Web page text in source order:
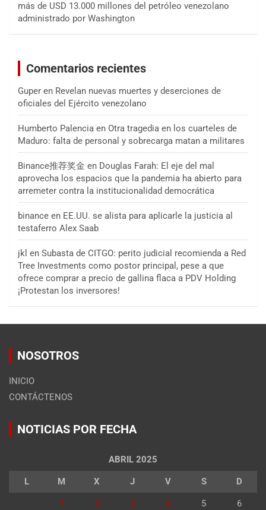
más de USD 13.000 millones del petróleo venezolano
administrado por Washington
Comentarios recientes
Guper en Revelan nuevas muertes y deserciones de
oficiales del Ejército venezolano
Humberto Palencia en Otra tragedia en los cuarteles de
Maduro: falta de personal y sobrecarga matan a militares
Binance推荐奖金 en Douglas Farah: El eje del mal
aprovecha los espacios que la pandemia ha abierto para
arremeter contra la institucionalidad democrática
binance en EE.UU. se alista para aplicarle la justicia al
testaferro Alex Saab
jkl en Subasta de CITGO: perito judicial recomienda a Red
Tree Investments como postor principal, pese a que
ofrece comprar a precio de gallina flaca a PDV Holding
¡Protestan los inversores!
NOSOTROS
INICIO
CONTÁCTENOS
NOTICIAS POR FECHA
ABRIL 2025
L M X J V S D
1 2 3 4 5 6